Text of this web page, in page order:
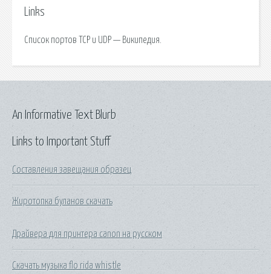
Links
Список портов TCP и UDP — Википедия.
Links to Important Stuff
Составления завещания образец
Жиротопка буланов скачать
Драйвера для принтера canon на русском
Скачать музыка flo rida whistle
An Informative Text Blurb